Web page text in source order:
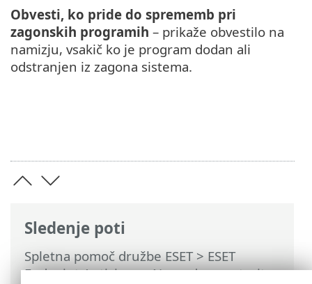
Sledenje poti
Spletna pomoč družbe ESET>ESET
Endpoint Antivirus>Napredne nastavitve
Obvesti, ko pride do sprememb pri
zagonskih programih – prikaže obvestilo na
namizju, vsakič ko je program dodan ali
odstranjen iz zagona sistema.